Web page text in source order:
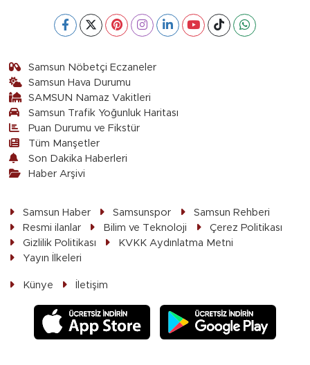
Samsun Nöbetçi Eczaneler
Samsun Hava Durumu
SAMSUN Namaz Vakitleri
Samsun Trafik Yoğunluk Haritası
Puan Durumu ve Fikstür
Tüm Manşetler
Son Dakika Haberleri
Haber Arşivi
Samsun Haber Samsunspor
Samsun Rehberi
Resmi ilanlar
Bilim ve Teknoloji
Çerez Politikası
Gizlilik Politikası
KVKK Aydınlatma Metni
Yayın İlkeleri
Künye İletişim